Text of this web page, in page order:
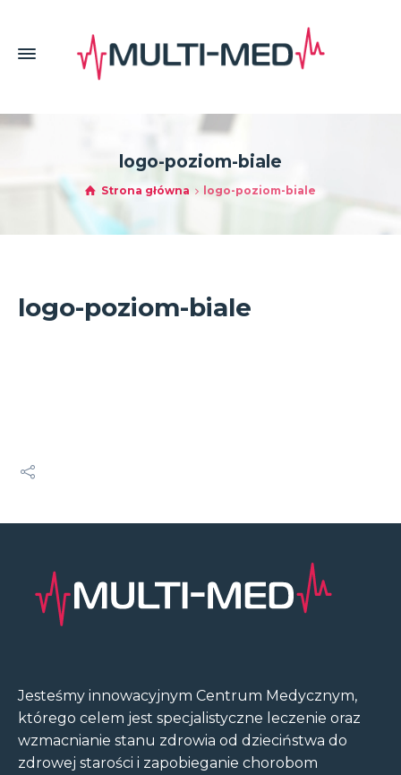
logo-poziom-biale
Strona główna logo-poziom-biale
logo-poziom-biale
Jesteśmy innowacyjnym Centrum Medycznym,
którego celem jest specjalistyczne leczenie oraz
wzmacnianie stanu zdrowia od dzieciństwa do
zdrowej starości i zapobieganie chorobom